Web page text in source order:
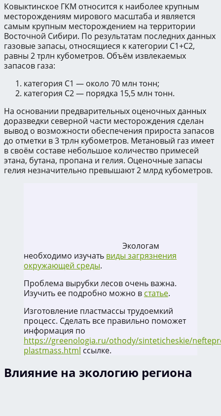
Ковыктинское ГКМ относится к наиболее крупным
месторождениям мирового масштаба и является
самым крупным месторождением на территории
Восточной Сибири. По результатам последних данных
газовые запасы, относящиеся к категории С1+С2,
равны 2 трлн кубометров. Объём извлекаемых
запасов газа:
категория С1 — около 70 млн тонн;
категория С2 — порядка 15,5 млн тонн.
На основании предварительных оценочных данных
доразведки северной части месторождения сделан
вывод о возможности обеспечения прироста запасов
до отметки в 3 трлн кубометров. Метановый газ имеет
в своём составе небольшое количество примесей
этана, бутана, пропана и гелия. Оценочные запасы
гелия незначительно превышают 2 млрд кубометров.
Экологам
необходимо изучать виды загрязнения
окружающей среды.
Проблема вырубки лесов очень важна.
Изучить ее подробно можно в статье.
Изготовление пластмассы трудоемкий
процесс. Сделать все правильно поможет
информация по
https://greenologia.ru/othody/sinteticheskie/
plastmass.html ссылке.
Влияние на экологию региона